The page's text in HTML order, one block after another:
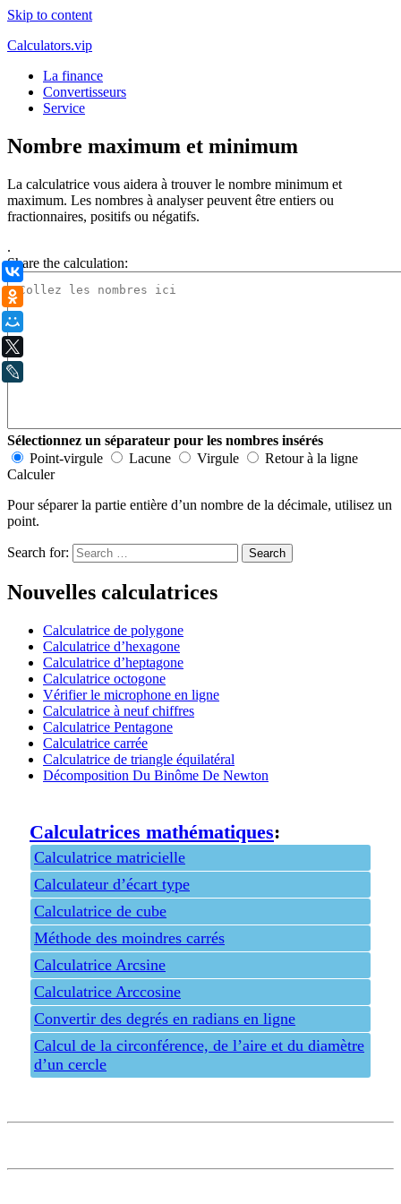
Skip to content
Calculators.vip
La finance
Convertisseurs
Service
Nombre maximum et minimum
La calculatrice vous aidera à trouver le nombre minimum et
maximum. Les nombres à analyser peuvent être entiers ou
fractionnaires, positifs ou négatifs.
.
Share the calculation:
Sélectionnez un séparateur pour les nombres insérés
Point-virgule
Lacune Virgule
Retour à la ligne
Calculer
Pour séparer la partie entière d’un nombre de la décimale, utilisez un
point.
Search for:
Nouvelles calculatrices
Calculatrice de polygone
Calculatrice d’hexagone
Calculatrice d’heptagone
Calculatrice octogone
Vérifier le microphone en ligne
Calculatrice à neuf chiffres
Calculatrice Pentagone
Calculatrice carrée
Calculatrice de triangle équilatéral
Décomposition Du Binôme De Newton
Calculatrices mathématiques:
Calculatrice matricielle
Calculateur d’écart type
Calculatrice de cube
Méthode des moindres carrés
Calculatrice Arcsine
Calculatrice Arccosine
Convertir des degrés en radians en ligne
Calcul de la circonférence, de l’aire et du diamètre
d’un cercle
ВКонтакте
Одноклассники